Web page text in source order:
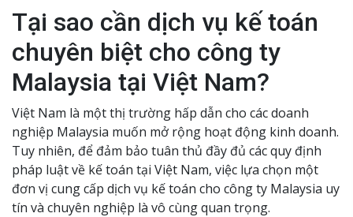
Tại sao cần dịch vụ kế toán
chuyên biệt cho công ty
Malaysia tại Việt Nam?
Việt Nam là một thị trường hấp dẫn cho các doanh
nghiệp Malaysia muốn mở rộng hoạt động kinh doanh.
Tuy nhiên, để đảm bảo tuân thủ đầy đủ các quy định
pháp luật về kế toán tại Việt Nam, việc lựa chọn một
đơn vị cung cấp dịch vụ kế toán cho công ty Malaysia uy
tín và chuyên nghiệp là vô cùng quan trọng.